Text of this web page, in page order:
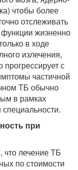
чтобы более
отслеживать
жизненно
в ходе
излечения,
прогрессирует с
частичной
ТБ обычно
в рамках
специальности.
при
что лечение ТБ
по стоимости